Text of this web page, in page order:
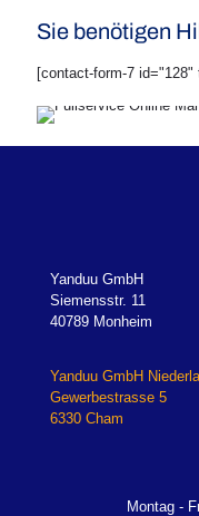
Sie benötigen
[contact-form-7
Yanduu GmbH
Siemensstr. 11
40789 Monheim
Yanduu GmbH
Gewerbestrasse 5
6330 Cham
Montag -